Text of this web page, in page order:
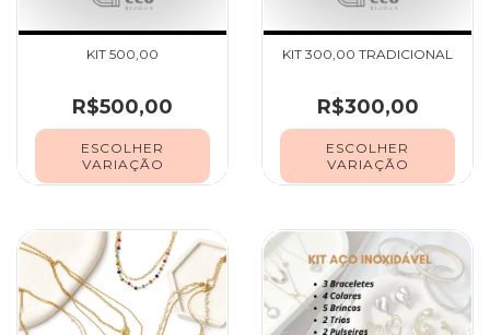
KIT 500,00
R$500,00
ESCOLHER
VARIAÇÃO
KIT 300,00 TRADICIONAL
R$300,00
ESCOLHER
VARIAÇÃO